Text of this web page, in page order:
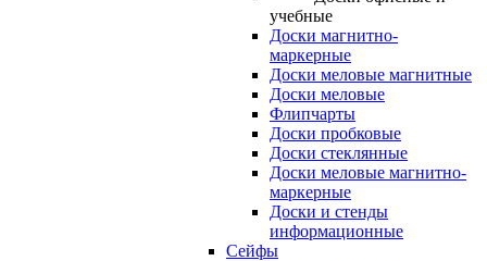
учебные
Доски магнитно-
маркерные
Доски меловые магнитные
Доски меловые
Флипчарты
Доски пробковые
Доски стеклянные
Доски меловые магнитно-
маркерные
Доски и стенды
информационные
Сейфы